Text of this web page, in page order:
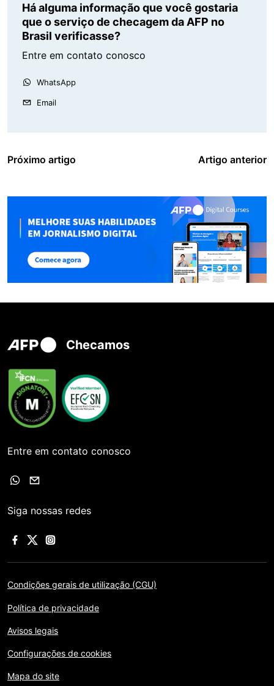
Há alguma informação que você gostaria
que o serviço de checagem da AFP no
Brasil verificasse?
Entre em contato conosco
WhatsApp
Email
Próximo artigo Artigo anterior
Checamos
Entre em contato conosco
Siga nossas redes
Condições gerais de utilização (CGU)
Política de privacidade
Avisos legais
Configurações de cookies
Mapa do site